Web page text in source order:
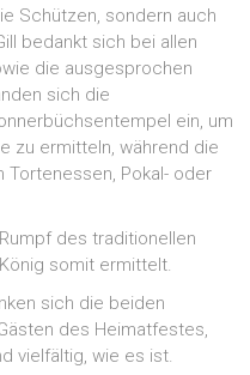
Schützen, sondern auch
bedankt sich bei allen
die ausgesprochen
sich die
ein, um
zu ermitteln, während die
Pokal- oder
des traditionellen
somit ermittelt.
sich die beiden
des Heimatfestes,
vielfältig, wie es ist.